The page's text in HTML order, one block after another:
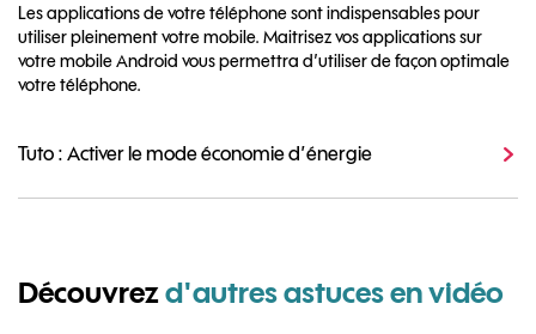
Les applications de votre téléphone sont indispensables pour
utiliser pleinement votre mobile. Maitrisez vos applications sur
votre mobile Android vous permettra d’utiliser de façon optimale
votre téléphone.
Tuto : Activer le mode économie d’énergie
Découvrezd'autres astuces en vidéo